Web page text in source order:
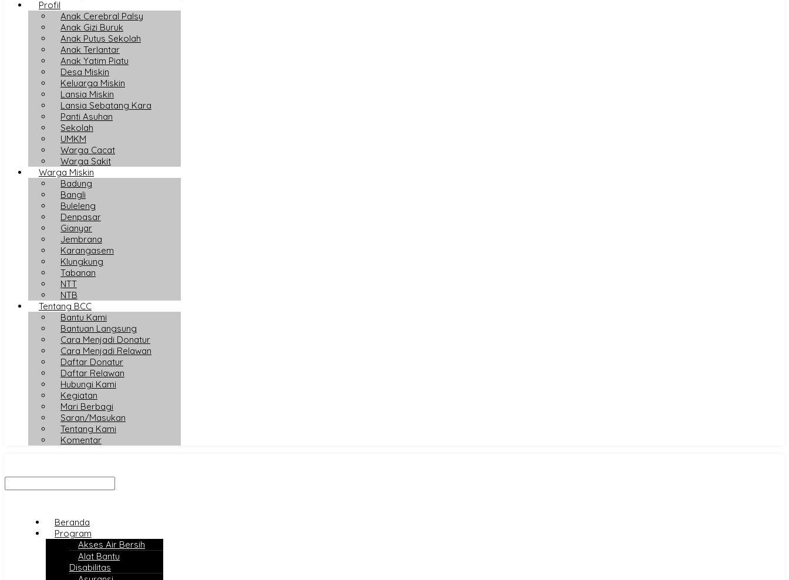
Profil
Anak Cerebral Palsy
Anak Gizi Buruk
Anak Putus Sekolah
Anak Terlantar
Anak Yatim Piatu
Desa Miskin
Keluarga Miskin
Lansia Miskin
Lansia Sebatang Kara
Panti Asuhan
Sekolah
UMKM
Warga Cacat
Warga Sakit
Warga Miskin
Badung
Bangli
Buleleng
Denpasar
Gianyar
Jembrana
Karangasem
Klungkung
Tabanan
NTT
NTB
Tentang BCC
Bantu Kami
Bantuan Langsung
Cara Menjadi Donatur
Cara Menjadi Relawan
Daftar Donatur
Daftar Relawan
Hubungi Kami
Kegiatan
Mari Berbagi
Saran/Masukan
Tentang Kami
Komentar
Beranda
Program
Akses Air Bersih
Alat Bantu
Disabilitas